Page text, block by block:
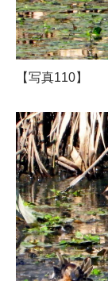
【写真110】